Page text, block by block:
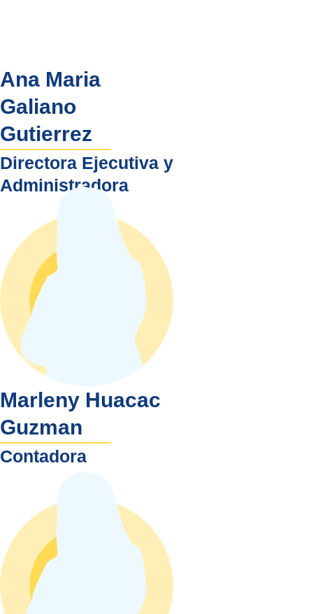
Ana Maria
Galiano
Gutierrez
Directora Ejecutiva y
Administradora
Marleny Huacac
Guzman
Contadora